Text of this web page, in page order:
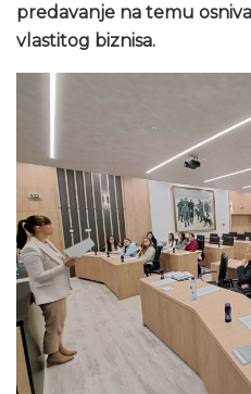
predavanje na temu
vlastitog biznisa.